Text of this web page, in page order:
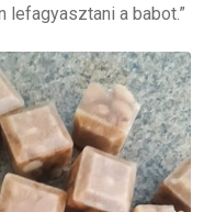
lefagyasztani a babot.”